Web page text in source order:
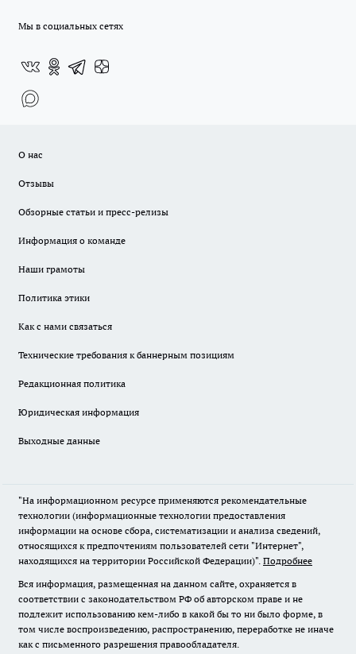
Мы в социальных сетях
О нас
Отзывы
Обзорные статьи и пресс-релизы
Информация о команде
Наши грамоты
Политика этики
Как с нами связаться
Технические требования к баннерным позициям
Редакционная политика
Юридическая информация
Выходные данные
"На информационном ресурсе применяются рекомендательные
технологии (информационные технологии предоставления
информации на основе сбора, систематизации и анализа сведений,
относящихся к предпочтениям пользователей сети "Интернет",
находящихся на территории Российской Федерации)". Подробнее
Вся информация, размещенная на данном сайте, охраняется в
соответствии с законодательством РФ об авторском праве и не
подлежит использованию кем-либо в какой бы то ни было форме, в
том числе воспроизведению, распространению, переработке не иначе
как с письменного разрешения правообладателя.